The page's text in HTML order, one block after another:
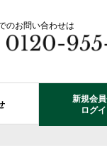
のお問い合わせは
新規会
ログ